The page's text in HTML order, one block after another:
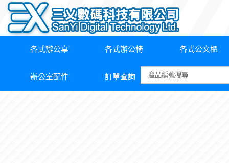
各式辦公桌 各式辦公椅 各式公文櫃
辦公室配件 訂單查詢